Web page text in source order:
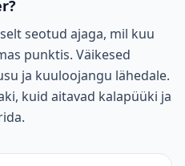
seotud ajaga, mil kuu
punktis. Väikesed
ja kuuloojangu lähedale.
kuid aitavad kalapüüki ja